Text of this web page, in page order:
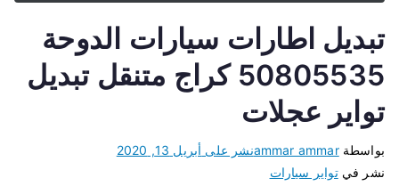
تبديل اطارات سيارات الدوحة
50805535 كراج متنقل تبديل
تواير عجلات
بواسطةammar ammarنشر على أبريل 13, 2020
نشر فيتواير سيارات